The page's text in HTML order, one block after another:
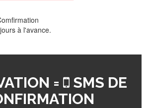
à l'avance.
=
SMS DE